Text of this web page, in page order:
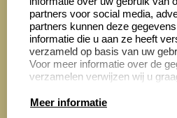
Aanvraag op maat
Cadeaubonnen
partners voor social media,
partners kunnen deze
informatie die u aan ze heeft
verzameld op basis van uw
Voor meer informatie over de
verzamelen verwijzen wij u
Meer informatie